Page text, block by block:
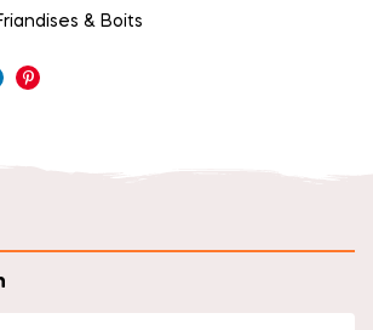
& Boits